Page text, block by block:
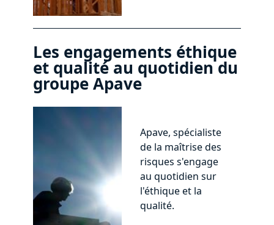
Les engagements éthique
et qualité au quotidien du
groupe Apave
Apave, spécialiste
de la maîtrise des
risques s'engage
au quotidien sur
l'éthique et la
qualité.